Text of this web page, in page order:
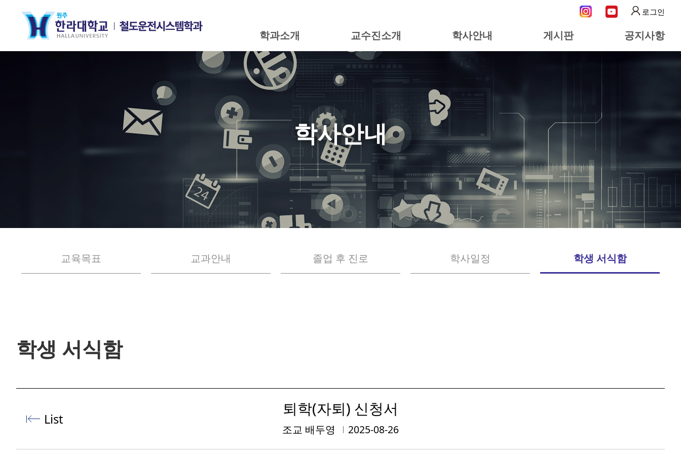
로그인
학과소개 교수진소개 학사안내 게시판 공지사항
학사안내
교육목표 교과안내 졸업 후 진로 학사일정 학생 서식함
학생 서식함
퇴학(자퇴) 신청서
조교 배두영 2025-08-26
List